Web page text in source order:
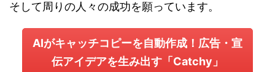
そして周りの人々の成功を願っています。
AIがキャッチコピーを自動作成！広告・宣
伝アイデアを生み出す「Catchy」